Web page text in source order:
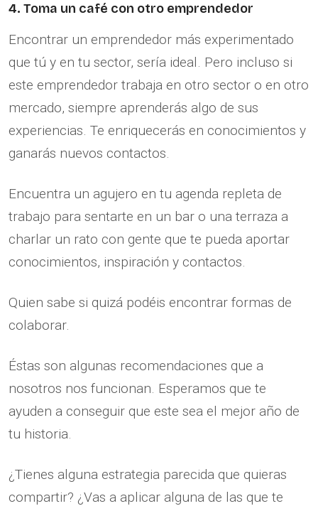
4. Toma un café con otro emprendedor
Encontrar un emprendedor más experimentado
que tú y en tu sector, sería ideal. Pero incluso si
este emprendedor trabaja en otro sector o en otro
mercado, siempre aprenderás algo de sus
experiencias. Te enriquecerás en conocimientos y
ganarás nuevos contactos.
Encuentra un agujero en tu agenda repleta de
trabajo para sentarte en un bar o una terraza a
charlar un rato con gente que te pueda aportar
conocimientos, inspiración y contactos.
Quien sabe si quizá podéis encontrar formas de
colaborar.
Éstas son algunas recomendaciones que a
nosotros nos funcionan. Esperamos que te
ayuden a conseguir que este sea el mejor año de
tu historia.
¿Tienes alguna estrategia parecida que quieras
compartir? ¿Vas a aplicar alguna de las que te